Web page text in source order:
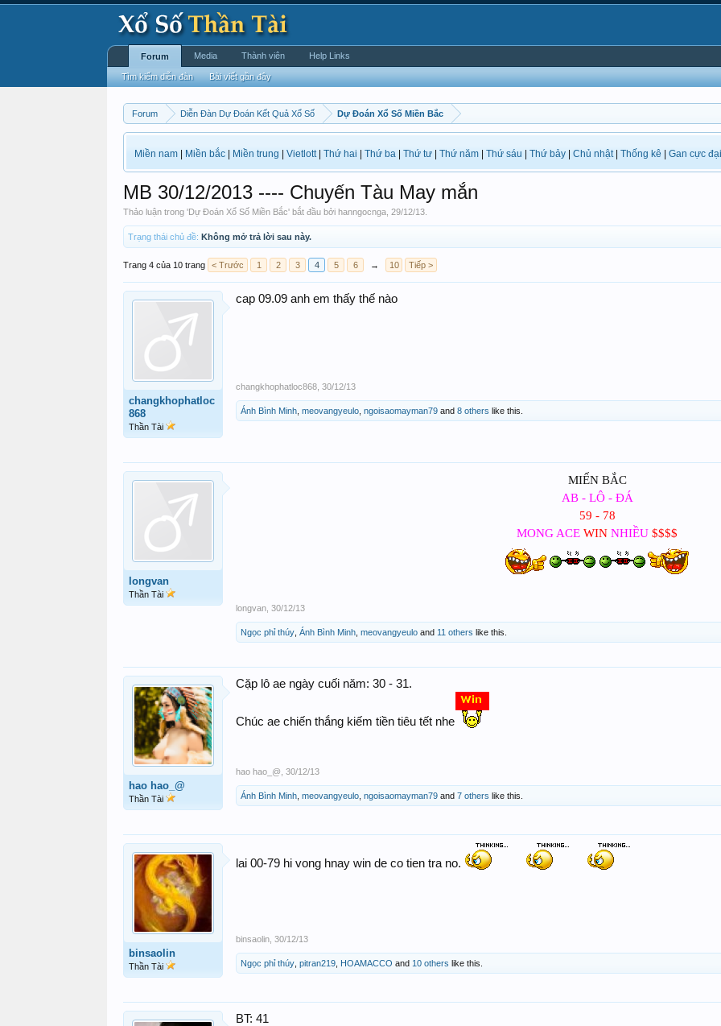
Forum Diễn Đàn Dự Đoán Kết Quả Xổ Số Dự Đoán Xổ Số Miền Bắc
Miền nam Miền bắc Miền trung Vietlott| Thứ hai Thứ ba Thứ tư Thứ năm Thứ sáu Thứ bảy Chủ nhật| Thống kê Gan cực đại
MB 30/12/2013 ---- Chuyến Tàu May mắn
Thảo luận trong 'Dự Đoán Xổ Số Miền Bắc' bắt đầu bởi hanngocnga 29/12/13
Trạng thái chủ đề: Không mở trả lời sau này.
Trang 4 của 10 trang < Trước 1 2 3 4 5 6 → 10 Tiếp >
changkhophatloc
868
Thần Tài
cap 09.09 anh em thấy thế nào
changkhophatloc868 30/12/13
Ánh Bình Minh meovangyeulo ngoisaomayman79 and 8 others like this.
longvan
Thần Tài
MIẾN BẮC
AB - LÔ - ĐÁ
59 - 78
MONG ACE WIN NHIỀU $$$$
longvan 30/12/13
Ngọc phỉ thúy Ánh Bình Minh meovangyeulo and 11 others like this.
hao hao_@
Thần Tài
Cặp lô ae ngày cuối năm: 30 - 31.
Chúc ae chiến thắng kiếm tiền tiêu tết nhe
hao hao_@ 30/12/13
Ánh Bình Minh meovangyeulo ngoisaomayman79 and 7 others like this.
binsaolin
Thần Tài
lai 00-79 hi vong hnay win de co tien tra no.
binsaolin 30/12/13
Ngọc phỉ thúy pitran219 HOAMACCO and 10 others like this.
BT: 41
Forum
Tìm kiếm diễn đàn Bài viết gần đây
Media Thành viên Help Links